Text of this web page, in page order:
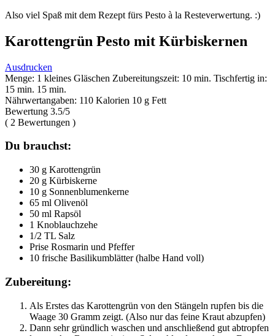
Also viel Spaß mit dem Rezept fürs Pesto à la Resteverwertung. :)
Karottengrün Pesto mit Kürbiskernen
Ausdrucken
Menge: 1 kleines Gläschen Zubereitungszeit: 10 min. Tischfertig in:
15 min. 15 min.
Nährwertangaben: 110 Kalorien 10 g Fett
Bewertung 3.5/5
( 2 Bewertungen )
Du brauchst:
30 g Karottengrün
20 g Kürbiskerne
10 g Sonnenblumenkerne
65 ml Olivenöl
50 ml Rapsöl
1 Knoblauchzehe
1/2 TL Salz
Prise Rosmarin und Pfeffer
10 frische Basilikumblätter (halbe Hand voll)
Zubereitung:
Als Erstes das Karottengrün von den Stängeln rupfen bis die
Waage 30 Gramm zeigt. (Also nur das feine Kraut abzupfen)
Dann sehr gründlich waschen und anschließend gut abtropfen